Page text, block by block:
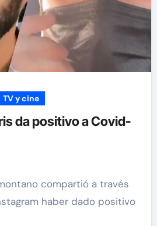
TV y cine
da positivo a Covid-
haber dado positivo